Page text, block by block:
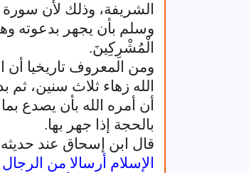
الشريفة، وذلك لأن سورة
وسلم بأن يجهر بدعوته
الْمُشْرِكِينَ.
ومن المعروف تاريخيا
الله زهاء ثلاث سنين، ثم
أن أمره الله بأن يصدع
بالحجة إذا جهر بها.
قال ابن إسحاق عند
الإسلام أرسالا من